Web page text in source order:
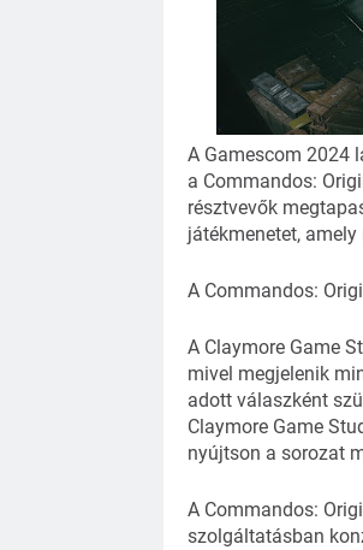
A Gamescom 2024
a Commandos:
résztvevők
játékmenetet,
A Commandos:
A Claymore Game
mivel megjelenik
adott válaszként
Claymore Game
nyújtson a sorozat
A Commandos:
szolgáltatásban